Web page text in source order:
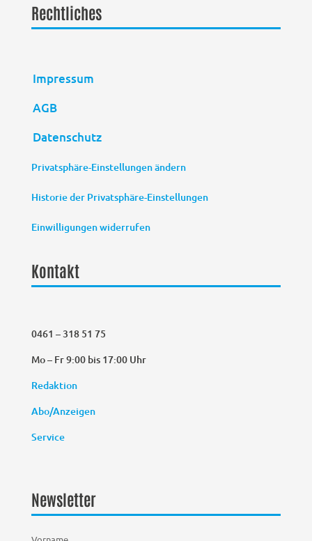
Rechtliches
Impressum
AGB
Datenschutz
Privatsphäre-Einstellungen ändern
Historie der Privatsphäre-Einstellungen
Einwilligungen widerrufen
Kontakt
0461 – 318 51 75
Mo – Fr 9:00 bis 17:00 Uhr
Redaktion
Abo/Anzeigen
Service
Newsletter